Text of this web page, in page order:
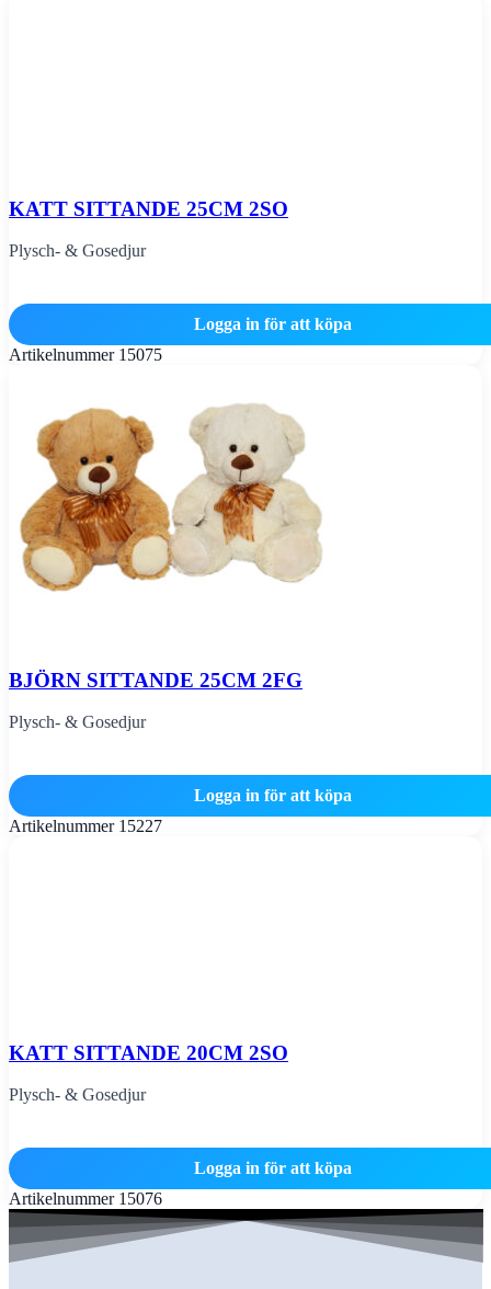
KATT SITTANDE 25CM 2SO
Plysch- & Gosedjur
Logga in för att köpa
Artikelnummer 15075
BJÖRN SITTANDE 25CM 2FG
Plysch- & Gosedjur
Logga in för att köpa
Artikelnummer 15227
KATT SITTANDE 20CM 2SO
Plysch- & Gosedjur
Logga in för att köpa
Artikelnummer 15076